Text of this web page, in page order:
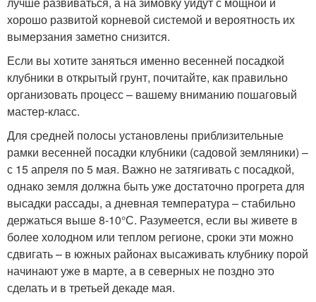
хорошо развитой корневой системой и вероятность их
вымерзания заметно снизится.
Если вы хотите заняться именно весенней посадкой
клубники в открытый грунт, почитайте, как правильно
организовать процесс – вашему вниманию пошаговый
мастер-класс.
Для средней полосы установлены приблизительные
рамки весенней посадки клубники (садовой земляники) –
с 15 апреля по 5 мая. Важно не затягивать с посадкой,
однако земля должна быть уже достаточно прогрета для
высадки рассады, а дневная температура – стабильно
держаться выше 8-10°С. Разумеется, если вы живете в
более холодном или теплом регионе, сроки эти можно
сдвигать – в южных районах высаживать клубнику порой
начинают уже в марте, а в северных не поздно это
сделать и в третьей декаде мая.